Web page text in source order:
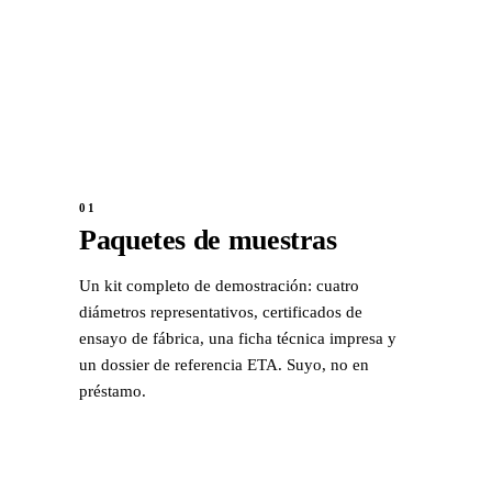
01
Paquetes de muestras
Un kit completo de demostración: cuatro
diámetros representativos, certificados de
ensayo de fábrica, una ficha técnica impresa y
un dossier de referencia ETA. Suyo, no en
préstamo.